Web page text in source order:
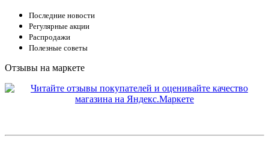
Последние новости
Регулярные акции
Распродажи
Полезные советы
Отзывы на маркете